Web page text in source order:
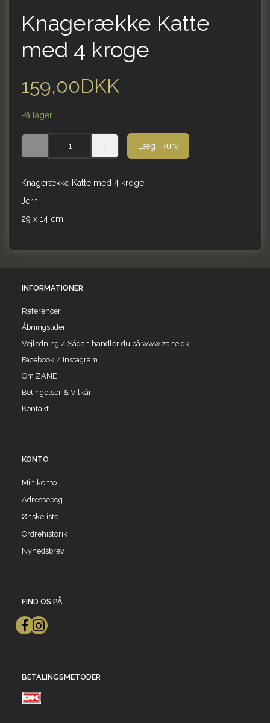
Knagerække Katte
med 4 kroge
159,00DKK
På lager
Læg i kurv
Knagerække Katte med 4 kroge
Jern
29 x 14 cm
INFORMATIONER
Referencer
Åbningstider
Vejledning / Sådan handler du på www.zane.dk
Facebook / Instagram
Om ZANE
Betingelser & Vilkår
Kontakt
KONTO
Min konto
Adressebog
Ønskeliste
Ordrehistorik
Nyhedsbrev
FIND OS PÅ
BETALINGSMETODER